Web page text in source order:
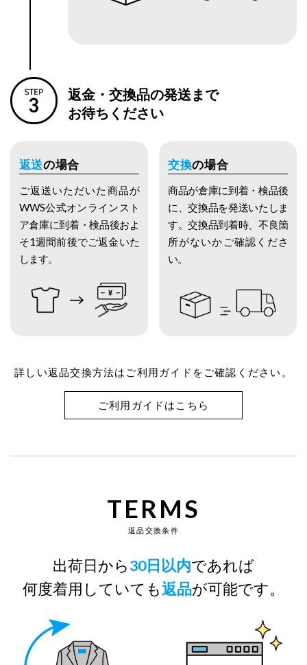
返金・交換品の発送まで
お待ちください
返送の場合
ご返送いただいた商品が
WWS公式オンラインスト
ア倉庫に到着・検品後およ
そ1週間前後でご返金いた
します。
交換の場合
商品が倉庫に到着・検品後
に、交換品を発送いたしま
す。交換品到着時、不良箇
所がないかご確認くださ
い。
詳しい返品交換方法はご利用ガイドをご確認ください。
ご利用ガイドはこちら
TERMS
返品交換条件
出荷日から30日以内であれば
何度着用していても返品が可能です。